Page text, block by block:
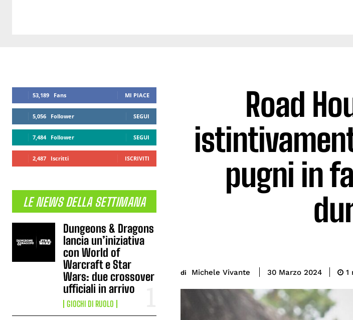
53,189 Fans MI PIACE
5,056 Follower SEGUI
7,484 Follower SEGUI
2,487 Iscritti ISCRIVITI
LE NEWS DELLA SETTIMANA
Dungeons & Dragons
lancia un’iniziativa
con World of
Warcraft e Star
Wars: due crossover
ufficiali in arrivo
GIOCHI DI RUOLO
Road
pugni in
di Michele Vivante 30 Marzo 2024 1